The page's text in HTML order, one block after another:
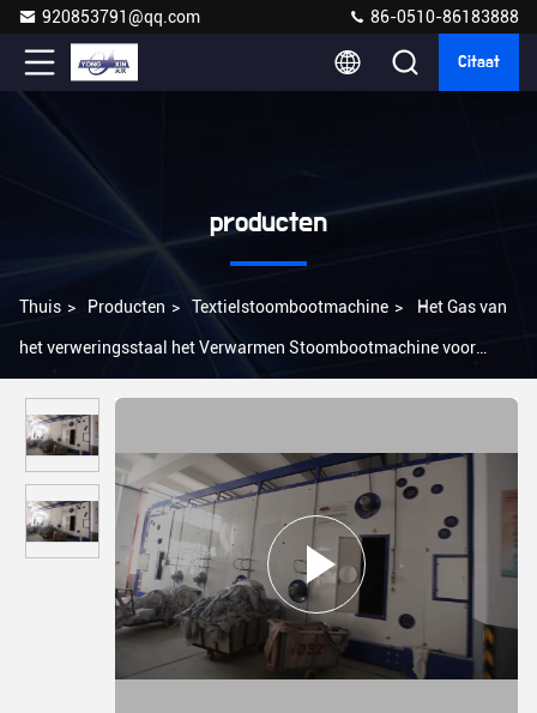
920853791@qq.com 86-0510-86183888
Citaat
producten
Thuis > Producten > Textielstoombootmachine > Het Gas van
het verweringsstaal het Verwarmen Stoombootmachine voor